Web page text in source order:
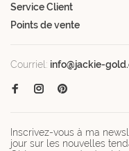
Service Client
Points de vente
Courriel: info@jackie-
Inscrivez-vous à ma
jour sur les nouvelles